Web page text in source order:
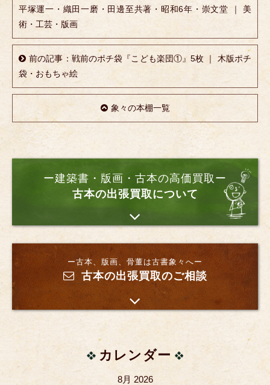
平塚運一・織田一磨・田邊至共著・昭和6年・崇文堂 ｜ 美
術・工芸・版画
前の記事：戦前のポチ袋『こども楽団①』5枚 ｜ 木版ポチ
袋・おもちゃ絵
象々の本棚一覧
ー建築書・版画・古本の高価買取ー
古本の出張買取について
ー古本、版画、骨董は古書象々へー
古本の出張買取のご相談
カレンダー
8月 2026